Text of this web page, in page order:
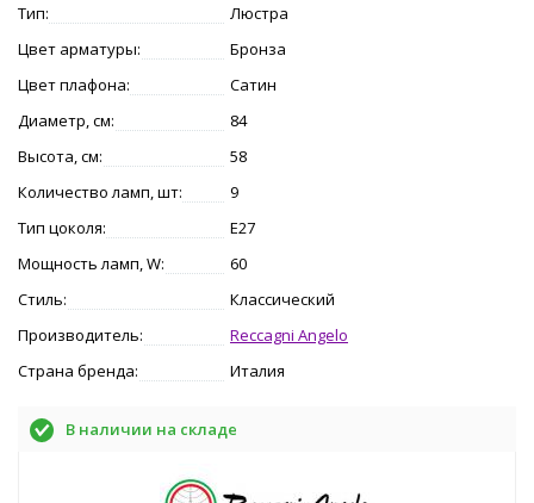
Тип:
Люстра
Цвет арматуры:
Бронза
Цвет плафона:
Сатин
Диаметр, см:
84
Высота, см:
58
Количество ламп, шт:
9
Тип цоколя:
E27
Мощность ламп, W:
60
Стиль:
Классический
Производитель:
Reccagni Angelo
Страна бренда:
Италия
В наличии на складе